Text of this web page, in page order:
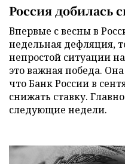
Россия добилась
Впервые с весны в
недельная дефляция,
непростой ситуации
это важная победа.
что Банк России в
снижать ставку.
следующие недели.